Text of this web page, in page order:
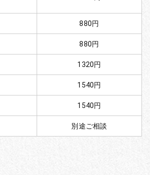
880円
880円
1320円
1540円
1540円
別途ご相談